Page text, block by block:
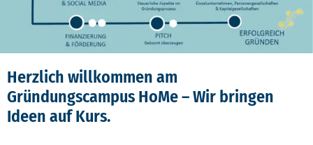
Herzlich willkommen am
Gründungscampus HoMe – Wir bringen
Ideen auf Kurs.